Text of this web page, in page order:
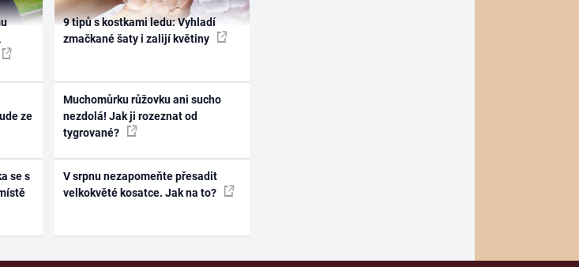
ze
se s
9 tipů s kostkami ledu: Vyhladí
zmačkané šaty i zalijí květiny
Muchomůrku růžovku ani sucho
nezdolá! Jak ji rozeznat od
tygrované?
V srpnu nezapomeňte přesadit
velkokvěté kosatce. Jak na to?